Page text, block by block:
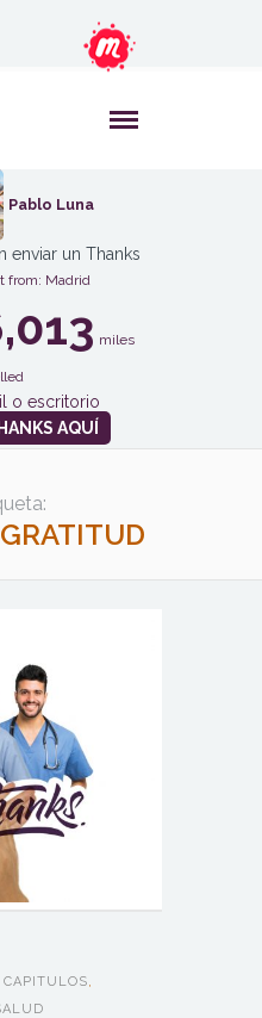
Pablo Luna
enviar un Thanks
from: Madrid
miles
o escritorio
AQUÍ
CAPITULOS